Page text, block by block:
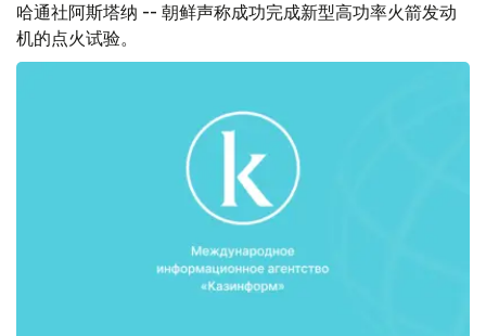
哈通社阿斯塔纳 -- 朝鲜声称成功完成新型高功率火箭发动
机的点火试验。